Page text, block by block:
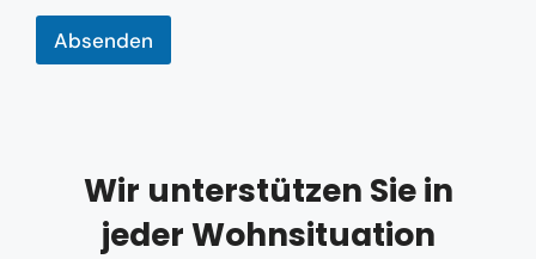
e
s
Absenden
Wir unterstützen Sie in
jeder Wohnsituation